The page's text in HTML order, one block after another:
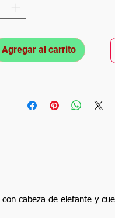
Agregar al carrito
cabeza de elefante y